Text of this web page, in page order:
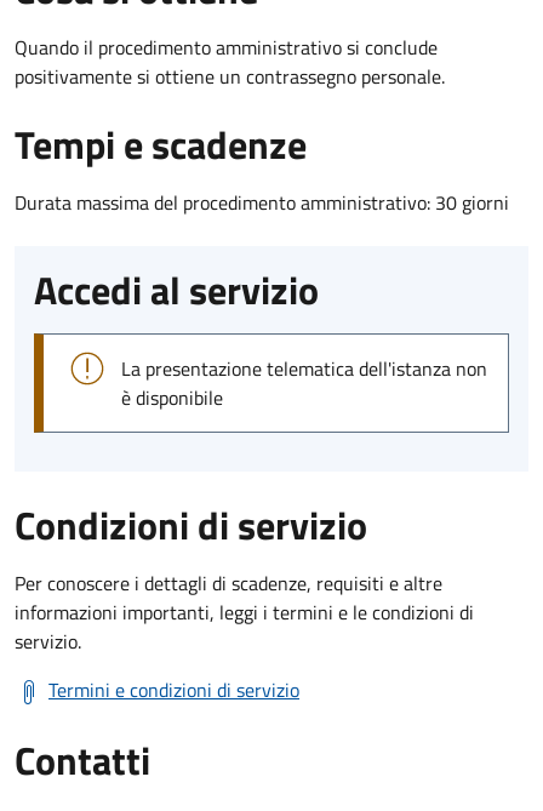
Quando il procedimento amministrativo si conclude
positivamente si ottiene un contrassegno personale.
Tempi e scadenze
Durata massima del procedimento amministrativo: 30 giorni
Accedi al servizio
La presentazione telematica dell'istanza non
è disponibile
Condizioni di servizio
Per conoscere i dettagli di scadenze, requisiti e altre
informazioni importanti, leggi i termini e le condizioni di
servizio.
Termini e condizioni di servizio
Contatti